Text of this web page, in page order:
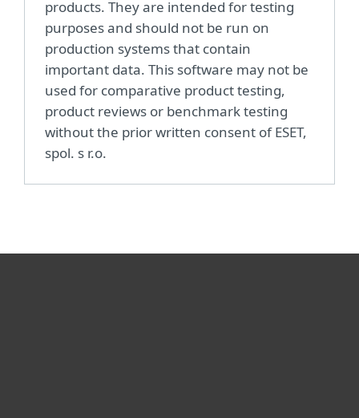
products. They are intended for testing
purposes and should not be run on
production systems that contain
important data. This software may not be
used for comparative product testing,
product reviews or benchmark testing
without the prior written consent of ESET,
spol. s r.o.